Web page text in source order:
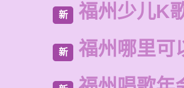
新 福州少儿K
新 福州哪里可